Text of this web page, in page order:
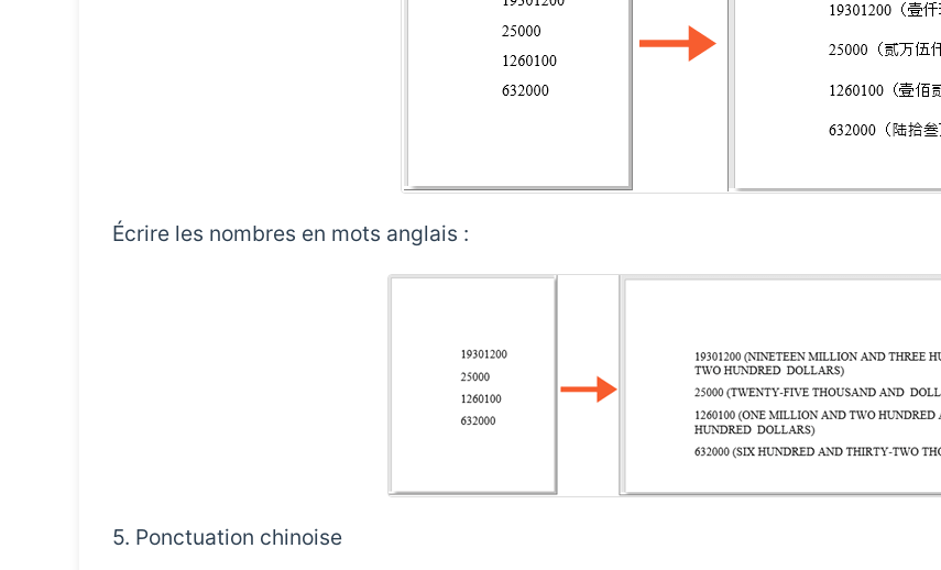
Écrire les nombres en mots anglais :
5. Ponctuation chinoise